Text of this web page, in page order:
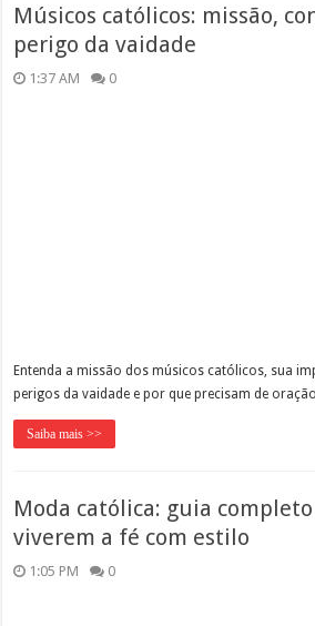
Músicos católicos: missão,
perigo da vaidade
1:37 AM 0
Entenda a missão dos músicos católicos, sua
perigos da vaidade e por que precisam de
Saiba mais >>
Moda católica: guia
viverem a fé com estilo
1:05 PM 0